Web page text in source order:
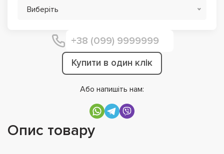
Виберіть
Купити в один клік
Або напишіть нам:
Опис товару